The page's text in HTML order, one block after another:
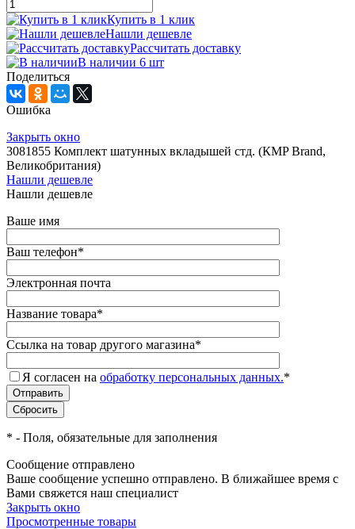
Купить в 1 клик
Нашли дешевле
Рассчитать доставку
В наличии 6 шт
Поделиться
Ошибка
Закрыть окно
3081855 Комплект шатунных вкладышей стд. (КMP Brand,
Великобритания)
Нашли дешевле
Нашли дешевле
Ваше имя
Ваш телефон*
Электронная почта
Название товара*
Ссылка на товар другого магазина*
Я согласен на обработку персональных данных.*
* - Поля, обязательные для заполнения
Сообщение отправлено
Ваше сообщение успешно отправлено. В ближайшее время с
Вами свяжется наш специалист
Закрыть окно
Просмотренные товары